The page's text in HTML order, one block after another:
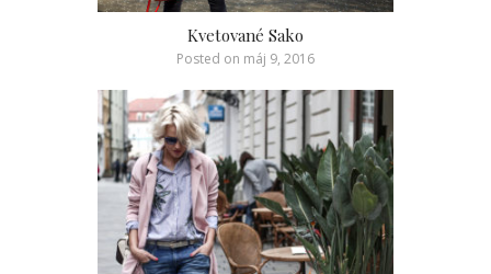
Kvetované Sako
Posted on máj 9, 2016